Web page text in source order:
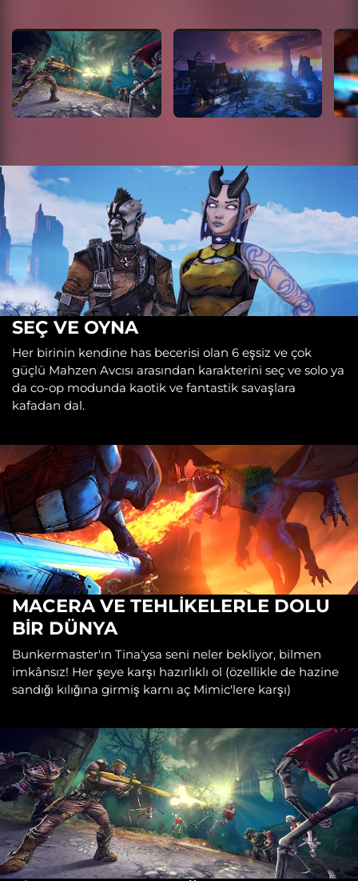
SEÇ VE OYNA
Her birinin kendine has becerisi olan 6 eşsiz ve çok
güçlü Mahzen Avcısı arasından karakterini seç ve solo ya
da co-op modunda kaotik ve fantastik savaşlara
kafadan dal.
MACERA VE TEHLİKELERLE DOLU
BİR DÜNYA
Bunkermaster'ın Tina'ysa seni neler bekliyor, bilmen
imkânsız! Her şeye karşı hazırlıklı ol (özellikle de hazine
sandığı kılığına girmiş karnı aç Mimic'lere karşı)